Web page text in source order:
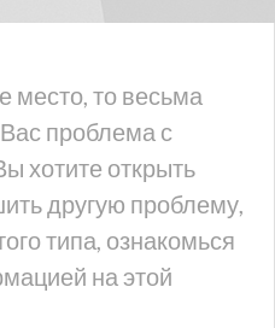
место, то весьма
проблема с
хотите открыть
другую проблему,
типа, ознакомься
на этой